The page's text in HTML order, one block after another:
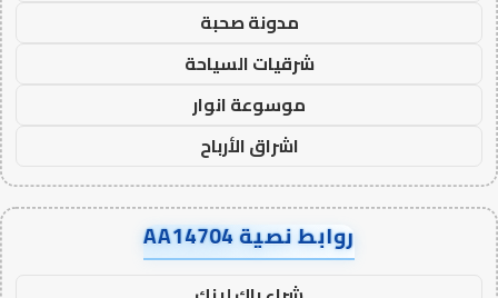
مدونة صحبة
شرقيات السياحة
موسوعة انوار
اشراق الأرباح
روابط نصية AA14704